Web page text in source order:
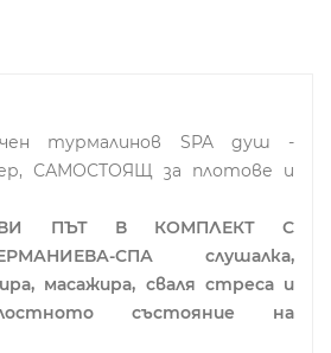
турмалинов SPA душ -
САМОСТОЯЩ за плотове и
ПЪТ В КОМПЛЕКТ С
СПА слушалка,
масажира, сваля стреса и
състояние на